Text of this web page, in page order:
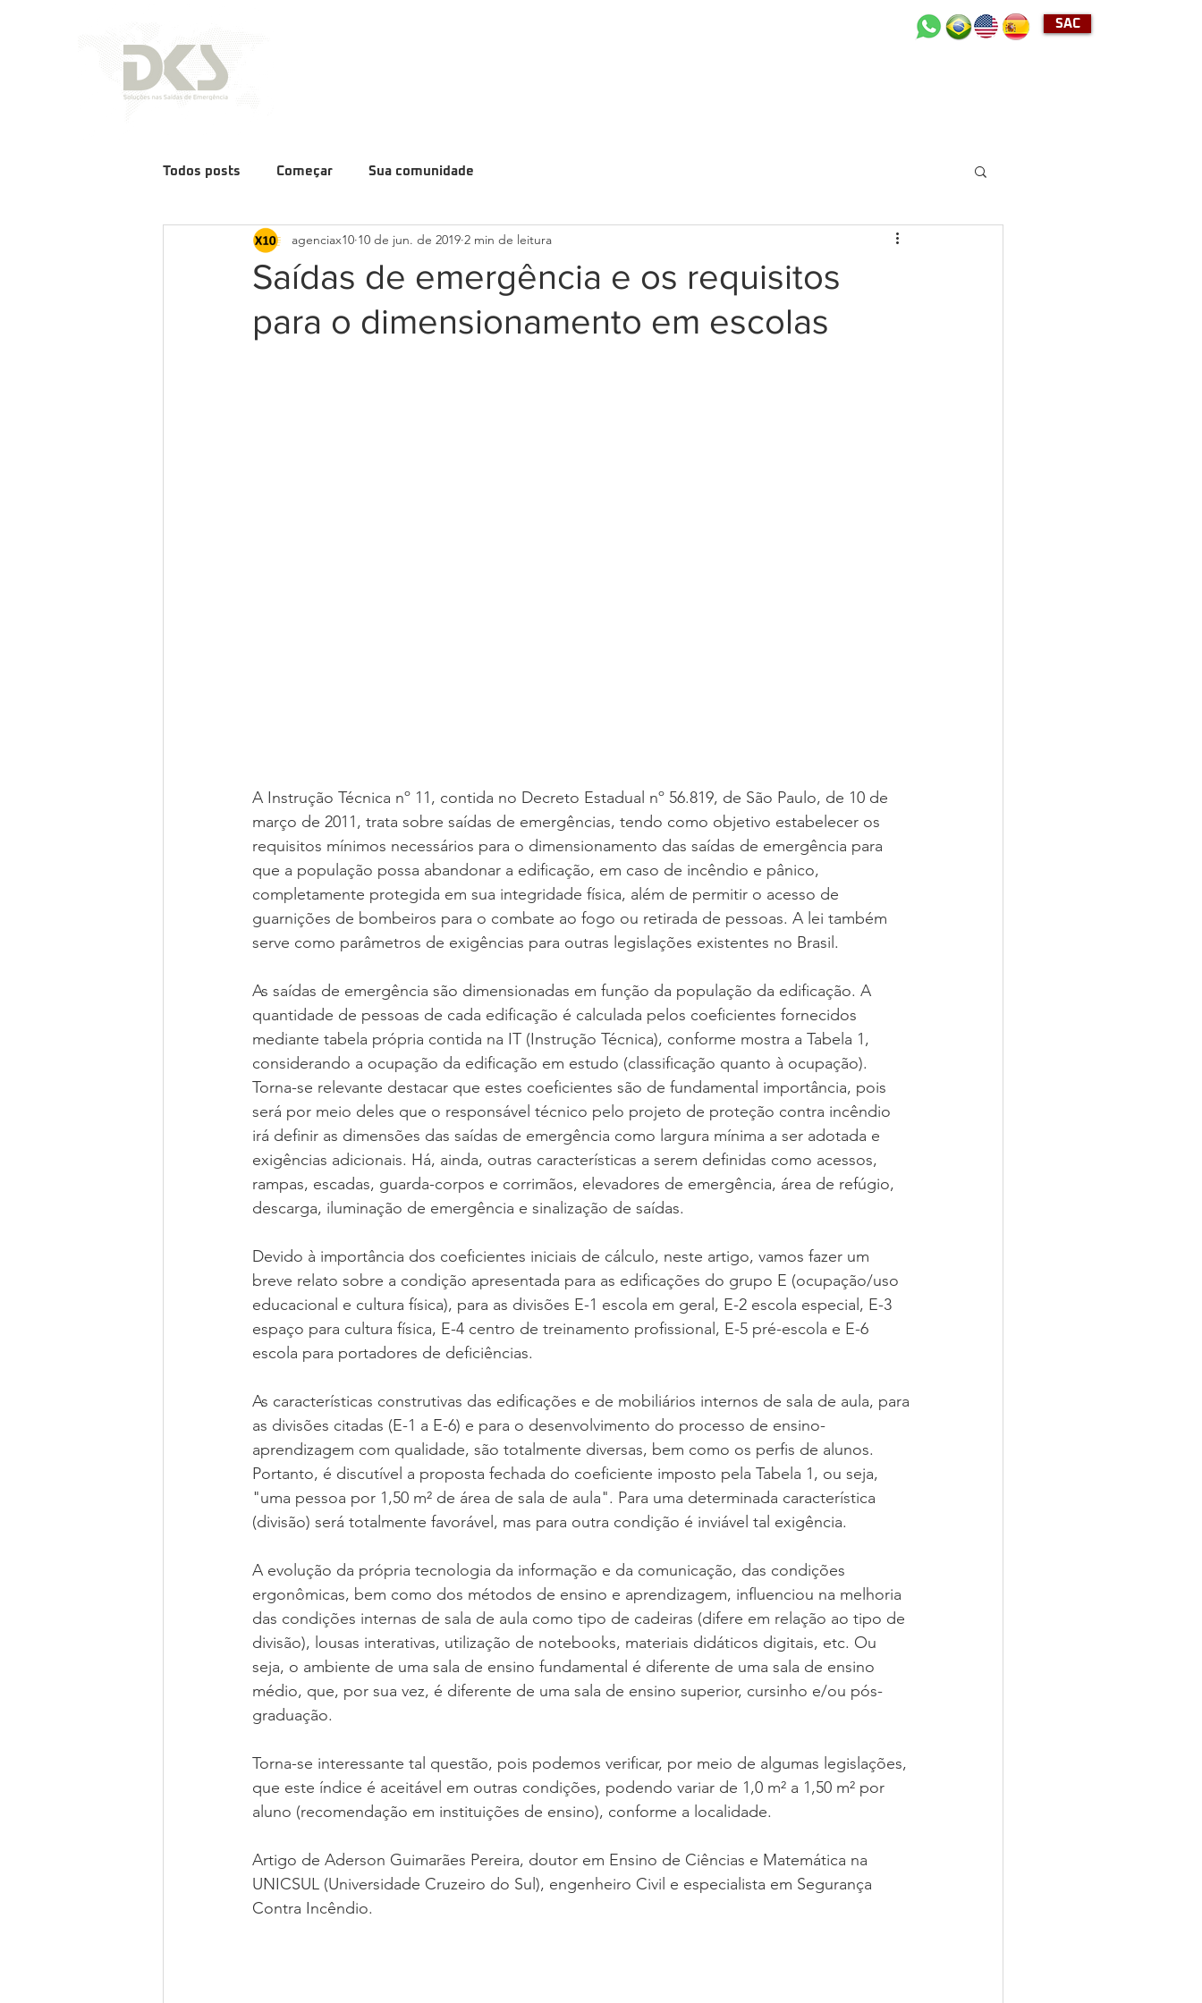
SAC
Todos posts Começar Sua comunidade
Saídas de emergência e os requisitos
para o dimensionamento em escolas
agenciax10 10 de jun. de 2019 2 min de leitura
A Instrução Técnica nº 11, contida no Decreto Estadual nº 56.819, de São Paulo, de 10 de
março de 2011, trata sobre saídas de emergências, tendo como objetivo estabelecer os
requisitos mínimos necessários para o dimensionamento das saídas de emergência para
que a população possa abandonar a edificação, em caso de incêndio e pânico,
completamente protegida em sua integridade física, além de permitir o acesso de
guarnições de bombeiros para o combate ao fogo ou retirada de pessoas. A lei também
serve como parâmetros de exigências para outras legislações existentes no Brasil.
As saídas de emergência são dimensionadas em função da população da edificação. A
quantidade de pessoas de cada edificação é calculada pelos coeficientes fornecidos
mediante tabela própria contida na IT (Instrução Técnica), conforme mostra a Tabela 1,
considerando a ocupação da edificação em estudo (classificação quanto à ocupação).
Torna-se relevante destacar que estes coeficientes são de fundamental importância, pois
será por meio deles que o responsável técnico pelo projeto de proteção contra incêndio
irá definir as dimensões das saídas de emergência como largura mínima a ser adotada e
exigências adicionais. Há, ainda, outras características a serem definidas como acessos,
rampas, escadas, guarda-corpos e corrimãos, elevadores de emergência, área de refúgio,
descarga, iluminação de emergência e sinalização de saídas.
Devido à importância dos coeficientes iniciais de cálculo, neste artigo, vamos fazer um
breve relato sobre a condição apresentada para as edificações do grupo E (ocupação/uso
educacional e cultura física), para as divisões E-1 escola em geral, E-2 escola especial, E-3
espaço para cultura física, E-4 centro de treinamento profissional, E-5 pré-escola e E-6
escola para portadores de deficiências.
As características construtivas das edificações e de mobiliários internos de sala de aula, para
as divisões citadas (E-1 a E-6) e para o desenvolvimento do processo de ensino-
aprendizagem com qualidade, são totalmente diversas, bem como os perfis de alunos.
Portanto, é discutível a proposta fechada do coeficiente imposto pela Tabela 1, ou seja,
"uma pessoa por 1,50 m² de área de sala de aula". Para uma determinada característica
(divisão) será totalmente favorável, mas para outra condição é inviável tal exigência.
A evolução da própria tecnologia da informação e da comunicação, das condições
ergonômicas, bem como dos métodos de ensino e aprendizagem, influenciou na melhoria
das condições internas de sala de aula como tipo de cadeiras (difere em relação ao tipo de
divisão), lousas interativas, utilização de notebooks, materiais didáticos digitais, etc. Ou
seja, o ambiente de uma sala de ensino fundamental é diferente de uma sala de ensino
médio, que, por sua vez, é diferente de uma sala de ensino superior, cursinho e/ou pós-
graduação.
Torna-se interessante tal questão, pois podemos verificar, por meio de algumas legislações,
que este índice é aceitável em outras condições, podendo variar de 1,0 m² a 1,50 m² por
aluno (recomendação em instituições de ensino), conforme a localidade.
Artigo de Aderson Guimarães Pereira, doutor em Ensino de Ciências e Matemática na
UNICSUL (Universidade Cruzeiro do Sul), engenheiro Civil e especialista em Segurança
Contra Incêndio.